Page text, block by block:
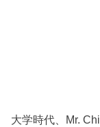
大学時代、Mr.